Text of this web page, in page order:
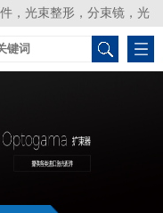
，光束整形，分束镜，光